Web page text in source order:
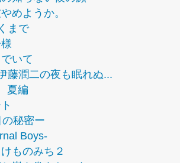
めようか。
まで
いて
藤潤二の夜も眠れぬ...
夏編
秘密ー
Boys-
ものみち２